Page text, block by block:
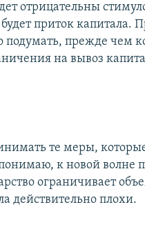
отрицательны
будет приток капитала.
прежде чем
на вывоз
те меры,
к новой волне
ограничивает
действительно плохи.